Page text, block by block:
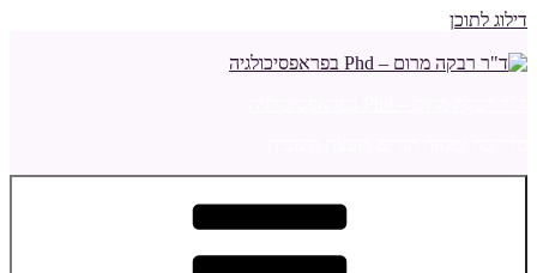
דילוג לתוכן